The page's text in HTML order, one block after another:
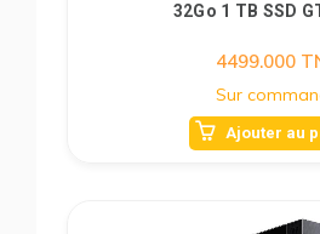
32Go 1 TB SSD
4499.000
Sur
Ajouter au